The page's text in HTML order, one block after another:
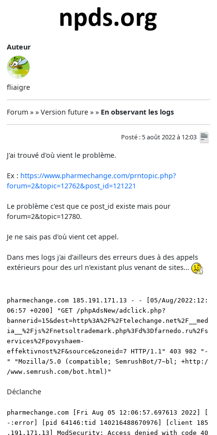
Auteur
fliaigre
Forum » » Version future » » En observant les logs
Posté : 5 août 2022 à 12:03
J'ai trouvé d'où vient le problème.
Ex : https://www.pharmechange.com/prntopic.php?
forum=2&topic=12762&post_id=121221
Le problème c'est que ce post_id existe mais pour
forum=2&topic=12780.
Je ne sais pas d'où vient cet appel.
Dans mes logs j'ai d’ailleurs des erreurs dues à des appels
extérieurs pour des url n'existant plus venant de sites...
pharmechange.com 185.191.171.13 - - [05/Aug/2022:12:
06:57 +0200] "GET /phpAdsNew/adclick.php?
bannerid=15&dest=http%3A%2F%2Ftelechange.net%2F__med
ia__%2Fjs%2Fnetsoltrademark.php%3Fd%3Dfarnedo.ru%2Fs
ervices%2Fpovyshaem-
effektivnost%2F&source&zoneid=7 HTTP/1.1" 403 982 "-
" "Mozilla/5.0 (compatible; SemrushBot/7~bl; +http:/
/www.semrush.com/bot.html)"
Déclanche
pharmechange.com [Fri Aug 05 12:06:57.697613 2022] [
-:error] [pid 64146:tid 140216488670976] [client 185
.191.171.13] ModSecurity: Access denied with code 40